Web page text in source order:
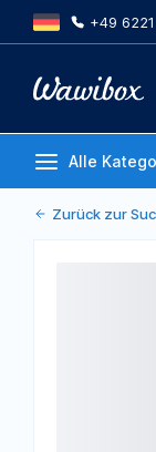
+49
Alle
Zurück zur